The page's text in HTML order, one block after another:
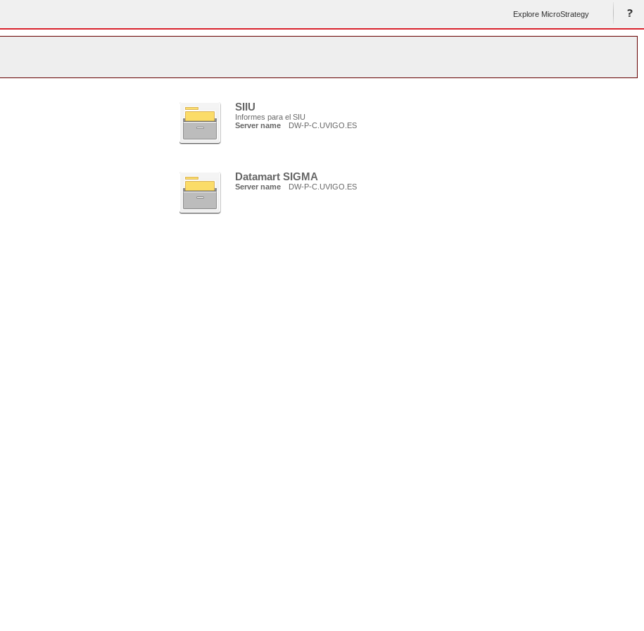
Explore MicroStrategy
SIIU
Informes para el SIU
Server name
DW-P-C.UVIGO.ES
Datamart SIGMA
Server name DW-P-C.UVIGO.ES